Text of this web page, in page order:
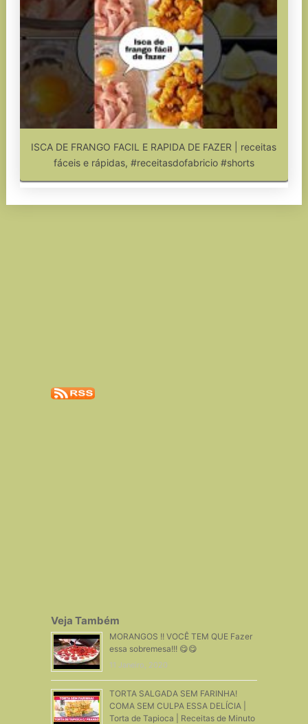
ISCA DE FRANGO FACIL E RAPIDA DE FAZER | receitas
fáceis e rápidas, #receitasdofabricio #shorts
Veja Também
MORANGOS !! VOCÊ TEM QUE Fazer
essa sobremesa!!! 😋😋
11 Janeiro, 2020
TORTA SALGADA SEM FARINHA!
COMA SEM CULPA ESSA DELÍCIA |
Torta de Tapioca | Receitas de Minuto